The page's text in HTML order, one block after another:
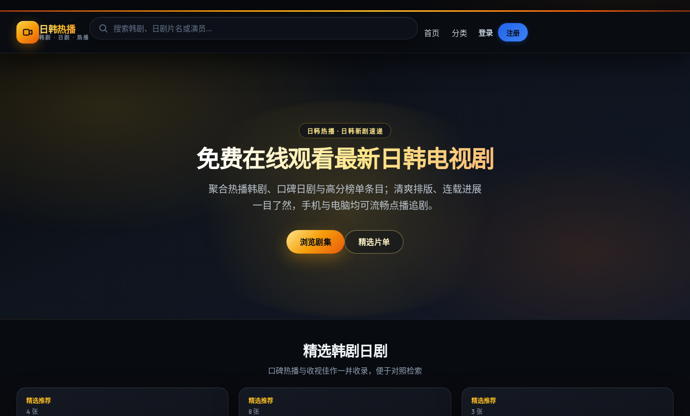
日韩热播
韩剧 · 日剧 · 热播 首页 分类 登录 注册
日韩热播 · 日韩新剧速递
免费在线观看最新日韩电视剧
聚合热播韩剧、口碑日剧与高分榜单条目；清爽排版、连载进展
一目了然，手机与电脑均可流畅点播追剧。
浏览剧集 精选片单
精选韩剧日剧
口碑热播与收视佳作一并收录，便于对照检索
精选推荐
4 张
精选推荐
8 张
精选推荐
3 张